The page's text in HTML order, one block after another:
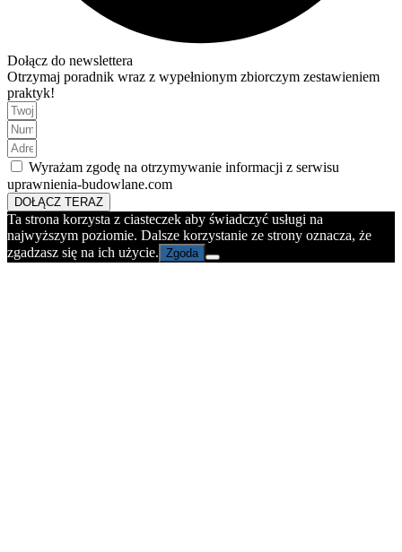
Dołącz do newslettera
Otrzymaj poradnik wraz z wypełnionym zbiorczym zestawieniem
praktyk!
Wyrażam zgodę na otrzymywanie informacji z serwisu
uprawnienia-budowlane.com
DOŁĄCZ TERAZ
Ta strona korzysta z ciasteczek aby świadczyć usługi na
najwyższym poziomie. Dalsze korzystanie ze strony oznacza, że
zgadzasz się na ich użycie. Zgoda